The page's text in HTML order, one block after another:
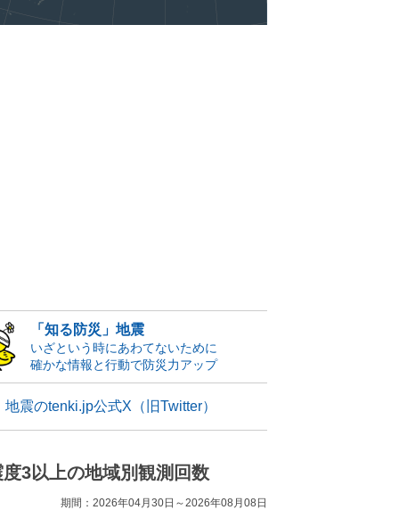
「知る防災」地震
いざという時にあわてないために
確かな情報と行動で防災力アップ
地震のtenki.jp公式X（旧Twitter）
度3以上の地域別観測回数
期間：2026年04月30日～2026年08月08日